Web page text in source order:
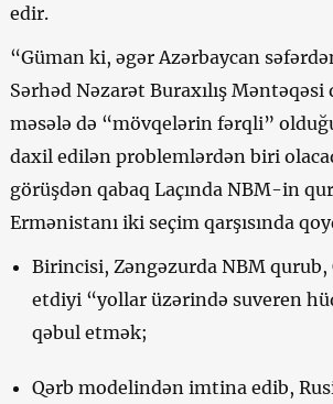
edir.
“Güman ki, əgər Azərbaycan
Sərhəd Nəzarət Buraxılış
məsələ də “mövqelərin fərqli”
daxil edilən problemlərdən biri
görüşdən qabaq Laçında NBM-in
Ermənistanı iki seçim qarşısında
Birincisi, Zəngəzurda NBM
etdiyi “yollar üzərində suveren
qəbul etmək;
Qərb modelindən imtina edib,